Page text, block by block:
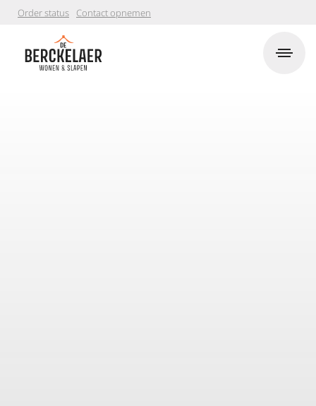
Order status Contact opnemen